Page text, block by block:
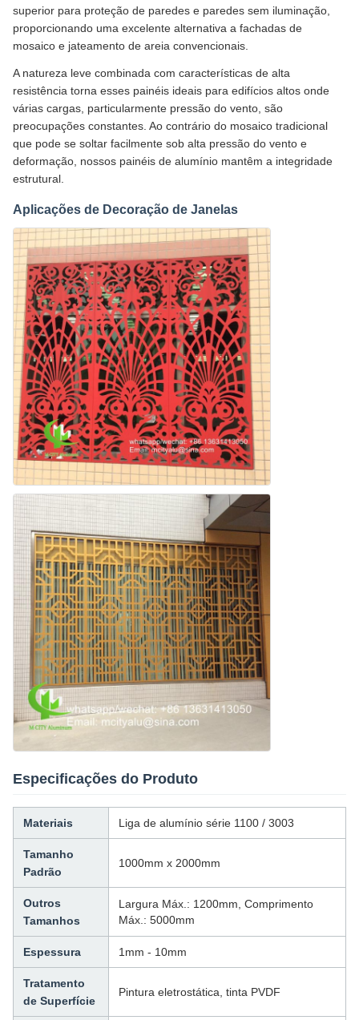
superior para proteção de paredes e paredes sem iluminação,
proporcionando uma excelente alternativa a fachadas de
mosaico e jateamento de areia convencionais.
A natureza leve combinada com características de alta
resistência torna esses painéis ideais para edifícios altos onde
várias cargas, particularmente pressão do vento, são
preocupações constantes. Ao contrário do mosaico tradicional
que pode se soltar facilmente sob alta pressão do vento e
deformação, nossos painéis de alumínio mantêm a integridade
estrutural.
Aplicações de Decoração de Janelas
Especificações do Produto
Materiais Liga de alumínio série 1100 / 3003
Tamanho
Padrão
1000mm x 2000mm
Outros
Tamanhos
Largura Máx.: 1200mm, Comprimento
Máx.: 5000mm
Espessura 1mm - 10mm
Tratamento
de Superfície
Pintura eletrostática, tinta PVDF